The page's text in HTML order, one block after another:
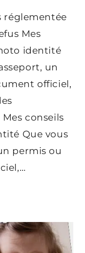
réglementée
Mes
identité
un
officiel,
conseils
Que vous
permis ou